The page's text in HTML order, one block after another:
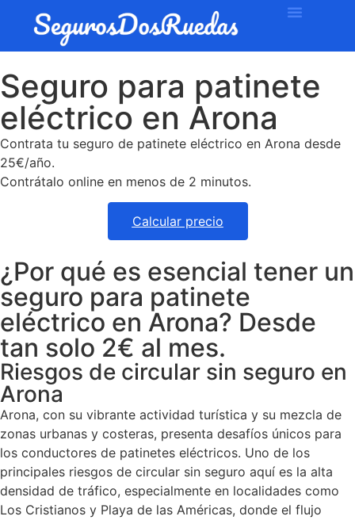
Seguro para patinete
eléctrico en Arona
Contrata tu seguro de patinete eléctrico en Arona desde
25€/año.
Contrátalo online en menos de 2 minutos.
Calcular precio
¿Por qué es esencial tener un
seguro para patinete
eléctrico en Arona? Desde
tan solo 2€ al mes.
Riesgos de circular sin seguro en
Arona
Arona, con su vibrante actividad turística y su mezcla de
zonas urbanas y costeras, presenta desafíos únicos para
los conductores de patinetes eléctricos. Uno de los
principales riesgos de circular sin seguro aquí es la alta
densidad de tráfico, especialmente en localidades como
Los Cristianos y Playa de las Américas, donde el flujo